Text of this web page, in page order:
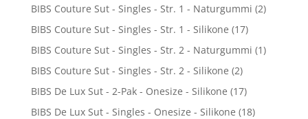
BIBS Couture Sut - Singles - Str. 1 - Naturgummi (2)
BIBS Couture Sut - Singles - Str. 1 - Silikone (17)
BIBS Couture Sut - Singles - Str. 2 - Naturgummi (1)
BIBS Couture Sut - Singles - Str. 2 - Silikone (2)
BIBS De Lux Sut - 2-Pak - Onesize - Silikone (17)
BIBS De Lux Sut - Singles - Onesize - Silikone (18)